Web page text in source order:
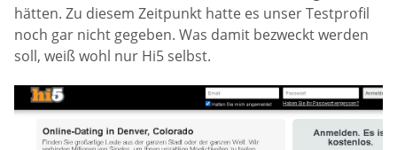
hätten. Zu diesem Zeitpunkt hatte es unser Testprofil
noch gar nicht gegeben. Was damit bezweckt werden
soll, weiß wohl nur Hi5 selbst.